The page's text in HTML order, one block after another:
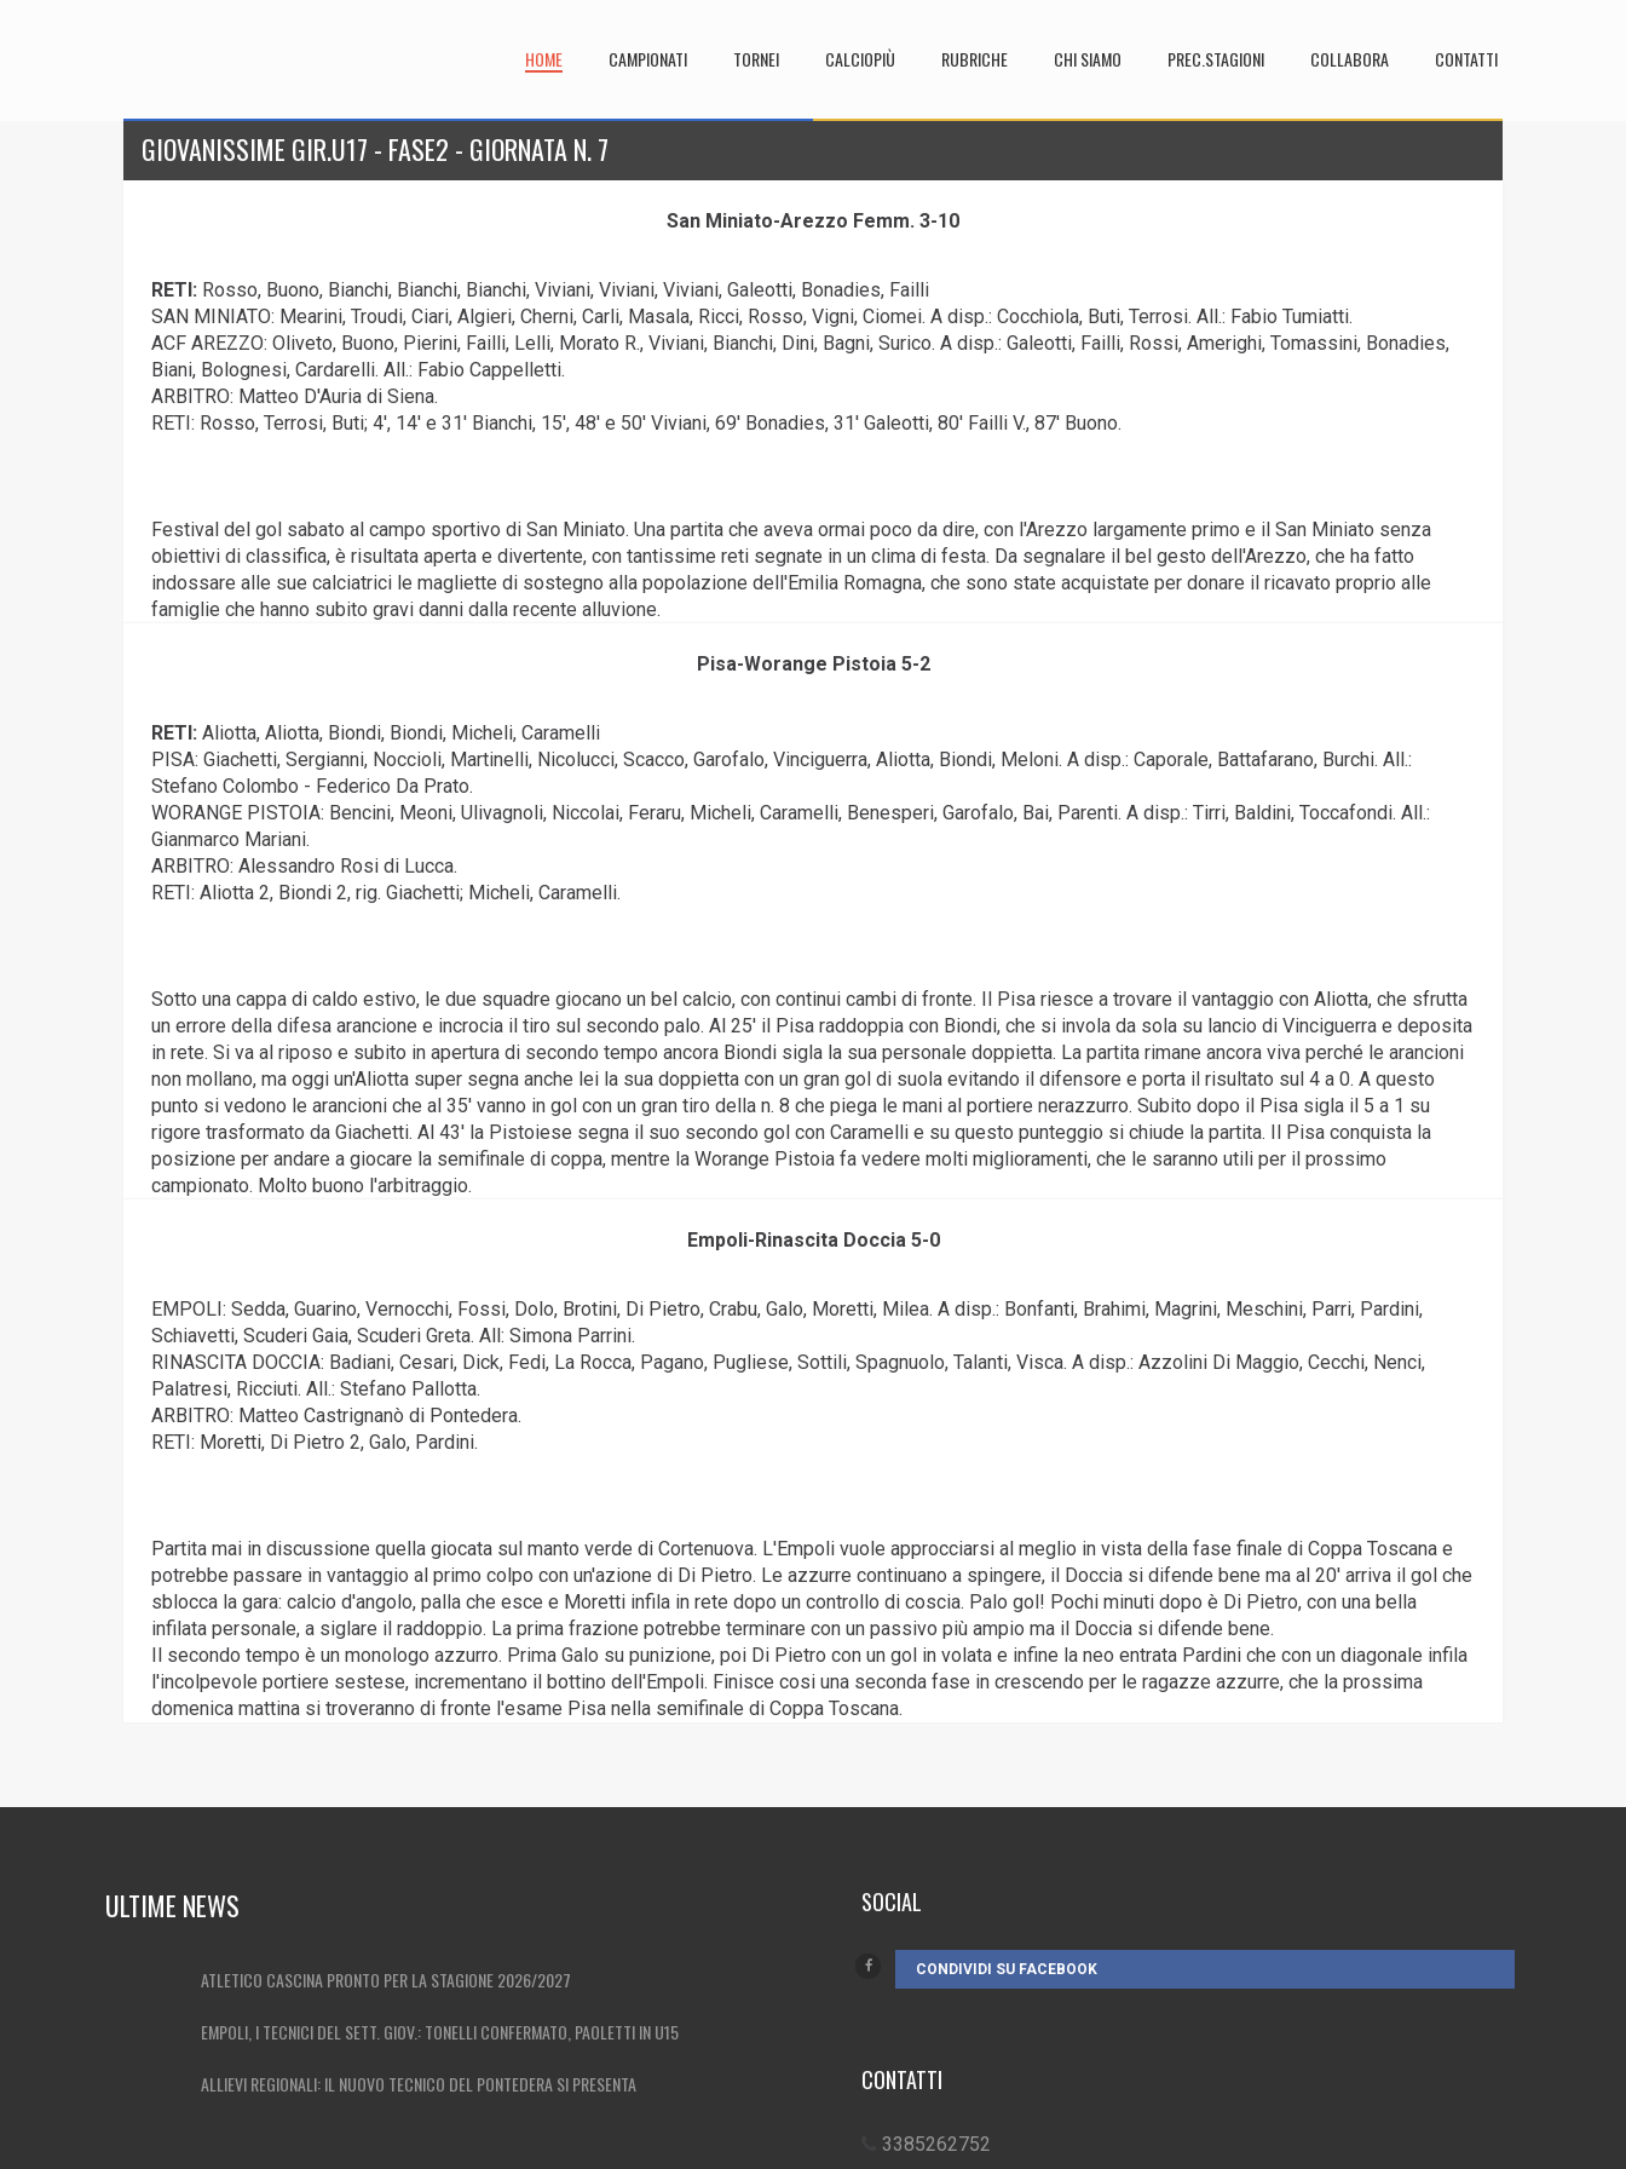
HOME CAMPIONATI TORNEI CALCIOPIÙ RUBRICHE CHI SIAMO PREC.STAGIONI COLLABORA CONTATTI
GIOVANISSIME GIR.U17 - FASE2 - GIORNATA N. 7
San Miniato-Arezzo Femm. 3-10
RETI: Rosso, Buono, Bianchi, Bianchi, Bianchi, Viviani, Viviani, Viviani, Galeotti, Bonadies, Failli
SAN MINIATO: Mearini, Troudi, Ciari, Algieri, Cherni, Carli, Masala, Ricci, Rosso, Vigni, Ciomei. A disp.: Cocchiola, Buti, Terrosi. All.: Fabio Tumiatti.
ACF AREZZO: Oliveto, Buono, Pierini, Failli, Lelli, Morato R., Viviani, Bianchi, Dini, Bagni, Surico. A disp.: Galeotti, Failli, Rossi, Amerighi, Tomassini, Bonadies,
Biani, Bolognesi, Cardarelli. All.: Fabio Cappelletti.
ARBITRO: Matteo D'Auria di Siena.
RETI: Rosso, Terrosi, Buti; 4', 14' e 31' Bianchi, 15', 48' e 50' Viviani, 69' Bonadies, 31' Galeotti, 80' Failli V., 87' Buono.
Festival del gol sabato al campo sportivo di San Miniato. Una partita che aveva ormai poco da dire, con l'Arezzo largamente primo e il San Miniato senza
obiettivi di classifica, è risultata aperta e divertente, con tantissime reti segnate in un clima di festa. Da segnalare il bel gesto dell'Arezzo, che ha fatto
indossare alle sue calciatrici le magliette di sostegno alla popolazione dell'Emilia Romagna, che sono state acquistate per donare il ricavato proprio alle
famiglie che hanno subito gravi danni dalla recente alluvione.
Pisa-Worange Pistoia 5-2
RETI: Aliotta, Aliotta, Biondi, Biondi, Micheli, Caramelli
PISA: Giachetti, Sergianni, Noccioli, Martinelli, Nicolucci, Scacco, Garofalo, Vinciguerra, Aliotta, Biondi, Meloni. A disp.: Caporale, Battafarano, Burchi. All.:
Stefano Colombo - Federico Da Prato.
WORANGE PISTOIA: Bencini, Meoni, Ulivagnoli, Niccolai, Feraru, Micheli, Caramelli, Benesperi, Garofalo, Bai, Parenti. A disp.: Tirri, Baldini, Toccafondi. All.:
Gianmarco Mariani.
ARBITRO: Alessandro Rosi di Lucca.
RETI: Aliotta 2, Biondi 2, rig. Giachetti; Micheli, Caramelli.
Sotto una cappa di caldo estivo, le due squadre giocano un bel calcio, con continui cambi di fronte. Il Pisa riesce a trovare il vantaggio con Aliotta, che sfrutta
un errore della difesa arancione e incrocia il tiro sul secondo palo. Al 25' il Pisa raddoppia con Biondi, che si invola da sola su lancio di Vinciguerra e deposita
in rete. Si va al riposo e subito in apertura di secondo tempo ancora Biondi sigla la sua personale doppietta. La partita rimane ancora viva perché le arancioni
non mollano, ma oggi un'Aliotta super segna anche lei la sua doppietta con un gran gol di suola evitando il difensore e porta il risultato sul 4 a 0. A questo
punto si vedono le arancioni che al 35' vanno in gol con un gran tiro della n. 8 che piega le mani al portiere nerazzurro. Subito dopo il Pisa sigla il 5 a 1 su
rigore trasformato da Giachetti. Al 43' la Pistoiese segna il suo secondo gol con Caramelli e su questo punteggio si chiude la partita. Il Pisa conquista la
posizione per andare a giocare la semifinale di coppa, mentre la Worange Pistoia fa vedere molti miglioramenti, che le saranno utili per il prossimo
campionato. Molto buono l'arbitraggio.
Empoli-Rinascita Doccia 5-0
EMPOLI: Sedda, Guarino, Vernocchi, Fossi, Dolo, Brotini, Di Pietro, Crabu, Galo, Moretti, Milea. A disp.: Bonfanti, Brahimi, Magrini, Meschini, Parri, Pardini,
Schiavetti, Scuderi Gaia, Scuderi Greta. All: Simona Parrini.
RINASCITA DOCCIA: Badiani, Cesari, Dick, Fedi, La Rocca, Pagano, Pugliese, Sottili, Spagnuolo, Talanti, Visca. A disp.: Azzolini Di Maggio, Cecchi, Nenci,
Palatresi, Ricciuti. All.: Stefano Pallotta.
ARBITRO: Matteo Castrignanò di Pontedera.
RETI: Moretti, Di Pietro 2, Galo, Pardini.
Partita mai in discussione quella giocata sul manto verde di Cortenuova. L'Empoli vuole approcciarsi al meglio in vista della fase finale di Coppa Toscana e
potrebbe passare in vantaggio al primo colpo con un'azione di Di Pietro. Le azzurre continuano a spingere, il Doccia si difende bene ma al 20' arriva il gol che
sblocca la gara: calcio d'angolo, palla che esce e Moretti infila in rete dopo un controllo di coscia. Palo gol! Pochi minuti dopo è Di Pietro, con una bella
infilata personale, a siglare il raddoppio. La prima frazione potrebbe terminare con un passivo più ampio ma il Doccia si difende bene.
Il secondo tempo è un monologo azzurro. Prima Galo su punizione, poi Di Pietro con un gol in volata e infine la neo entrata Pardini che con un diagonale infila
l'incolpevole portiere sestese, incrementano il bottino dell'Empoli. Finisce cosi una seconda fase in crescendo per le ragazze azzurre, che la prossima
domenica mattina si troveranno di fronte l'esame Pisa nella semifinale di Coppa Toscana.
ULTIME NEWS
ATLETICO CASCINA PRONTO PER LA STAGIONE 2026/2027
EMPOLI, I TECNICI DEL SETT. GIOV.: TONELLI CONFERMATO, PAOLETTI IN U15
ALLIEVI REGIONALI: IL NUOVO TECNICO DEL PONTEDERA SI PRESENTA
SOCIAL
CONDIVIDI SU FACEBOOK
CONTATTI
3385262752